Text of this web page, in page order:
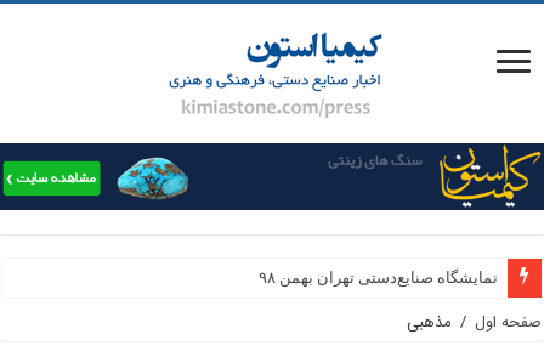
نمایشگاه صنایع‌دستی تهران بهمن ۹۸
صفحه اول / مذهبی